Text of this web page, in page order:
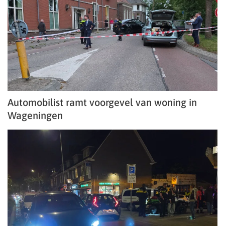
Automobilist ramt voorgevel van woning in
Wageningen